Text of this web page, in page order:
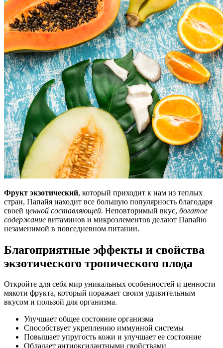
Фрукт экзотический, который приходит к нам из теплых
стран, Папайя находит все большую популярность благодаря
своей ценной составляющей. Неповторимый вкус, богатое
содержание витаминов и микроэлементов делают Папайю
незаменимой в повседневном питании.
Благоприятные эффекты и свойства
экзотического тропического плода
Откройте для себя мир уникальных особенностей и ценности
мякоти фрукта, который поражает своим удивительным
вкусом и пользой для организма.
Улучшает общее состояние организма
Способствует укреплению иммунной системы
Повышает упругость кожи и улучшает ее состояние
Обладает антиоксидантными свойствами